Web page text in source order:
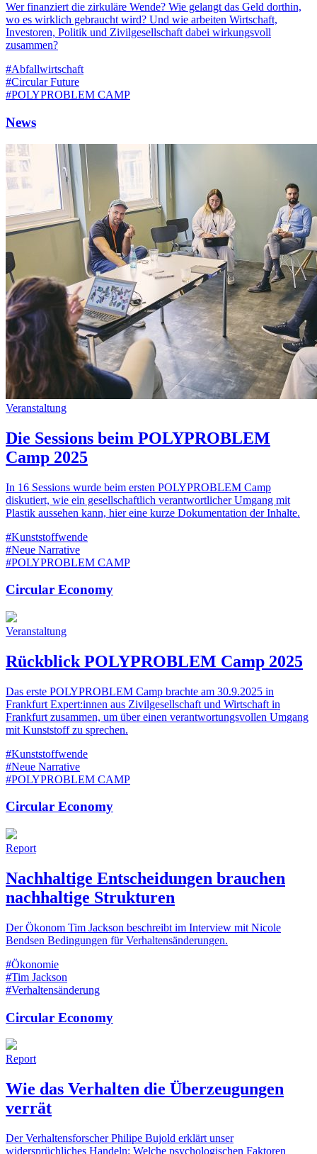
Wer finanziert die zirkuläre Wende? Wie gelangt das Geld dorthin,
wo es wirklich gebraucht wird? Und wie arbeiten Wirtschaft,
Investoren, Politik und Zivilgesellschaft dabei wirkungsvoll
zusammen?
#Abfallwirtschaft
#Circular Future
#POLYPROBLEM CAMP
News
Veranstaltung
Die Sessions beim POLYPROBLEM
Camp 2025
In 16 Sessions wurde beim ersten POLYPROBLEM Camp
diskutiert, wie ein gesellschaftlich verantwortlicher Umgang mit
Plastik aussehen kann, hier eine kurze Dokumentation der Inhalte.
#Kunststoffwende
#Neue Narrative
#POLYPROBLEM CAMP
Circular Economy
Veranstaltung
Rückblick POLYPROBLEM Camp 2025
Das erste POLYPROBLEM Camp brachte am 30.9.2025 in
Frankfurt Expert:innen aus Zivilgesellschaft und Wirtschaft in
Frankfurt zusammen, um über einen verantwortungsvollen Umgang
mit Kunststoff zu sprechen.
#Kunststoffwende
#Neue Narrative
#POLYPROBLEM CAMP
Circular Economy
Report
Nachhaltige Entscheidungen brauchen
nachhaltige Strukturen
Der Ökonom Tim Jackson beschreibt im Interview mit Nicole
Bendsen Bedingungen für Verhaltensänderungen.
#Ökonomie
#Tim Jackson
#Verhaltensänderung
Circular Economy
Report
Wie das Verhalten die Überzeugungen
verrät
Der Verhaltensforscher Philipe Bujold erklärt unser
widersprüchliches Handeln: Welche psychologischen Faktoren